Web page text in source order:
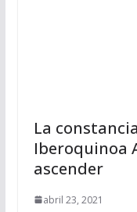
La
Iberoquinoa
ascender
abril 23, 2021